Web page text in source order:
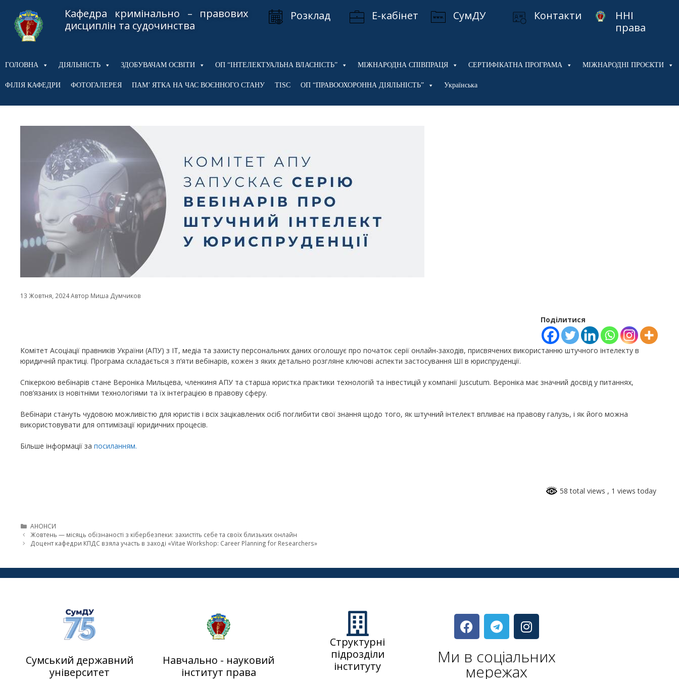
Кафедра кримінально – правових
дисциплін та судочинства
Розклад Е-кабінет СумДУ Контакти
ННІ
права
ГОЛОВНА ДІЯЛЬНІСТЬ ЗДОБУВАЧАМ ОСВІТИ ОП “ІНТЕЛЕКТУАЛЬНА ВЛАСНІСТЬ” МІЖНАРОДНА СПІВПРАЦЯ СЕРТИФІКАТНА ПРОГРАМА МІЖНАРОДНІ ПРОЄКТИ
ФІЛІЯ КАФЕДРИ ФОТОГАЛЕРЕЯ ПАМ’ ЯТКА НА ЧАС ВОЄННОГО СТАНУ TISC ОП “ПРАВООХОРОННА ДІЯЛЬНІСТЬ” Українська
13 Жовтня, 2024Автор Миша Думчиков
Поділитися
Комітет Асоціації правників України (АПУ) з ІТ, медіа та захисту персональних даних оголошує про початок серії онлайн-заходів, присвячених використанню штучного інтелекту в
юридичній практиці. Програма складається з п’яти вебінарів, кожен з яких детально розгляне ключові аспекти застосування ШІ в юриспруденції.
Спікеркою вебінарів стане Вероніка Мильцева, членкиня АПУ та старша юристка практики технологій та інвестицій у компанії Juscutum. Вероніка має значний досвід у питаннях,
пов’язаних із новітніми технологіями та їх інтеграцією в правову сферу.
Вебінари стануть чудовою можливістю для юристів і всіх зацікавлених осіб поглибити свої знання щодо того, як штучний інтелект впливає на правову галузь, і як його можна
використовувати для оптимізації юридичних процесів.
Більше інформації за посиланням.
58 total views , 1 views today
АНОНСИ
Жовтень — місяць обізнаності з кібербезпеки: захистіть себе та своїх близьких онлайн
Доцент кафедри КПДС взяла участь в заході «Vitae Workshop: Career Planning for Researchers»
Сумський державний
університет
Навчально - науковий
інститут права
Структурні
підрозділи
інституту
Ми в соціальних
мережах